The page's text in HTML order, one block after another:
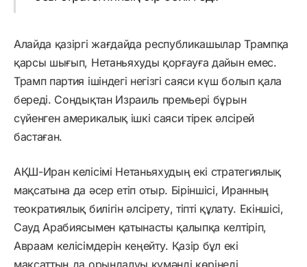
Алайда қазіргі жағдайда республикашылар Трампқа
қарсы шығып, Нетаньяхуды қорғауға дайын емес.
Трамп партия ішіндегі негізгі саяси күш болып қала
береді. Сондықтан Израиль премьері бұрын
сүйенген америкалық ішкі саяси тірек әлсірей
бастаған.
АҚШ-Иран келісімі Нетаньяхудың екі стратегиялық
мақсатына да әсер етіп отыр. Біріншісі, Иранның
теократиялық билігін әлсірету, тіпті құлату. Екіншісі,
Сауд Арабиясымен қатынасты қалыпқа келтіріп,
Авраам келісімдерін кеңейту. Қазір бұл екі